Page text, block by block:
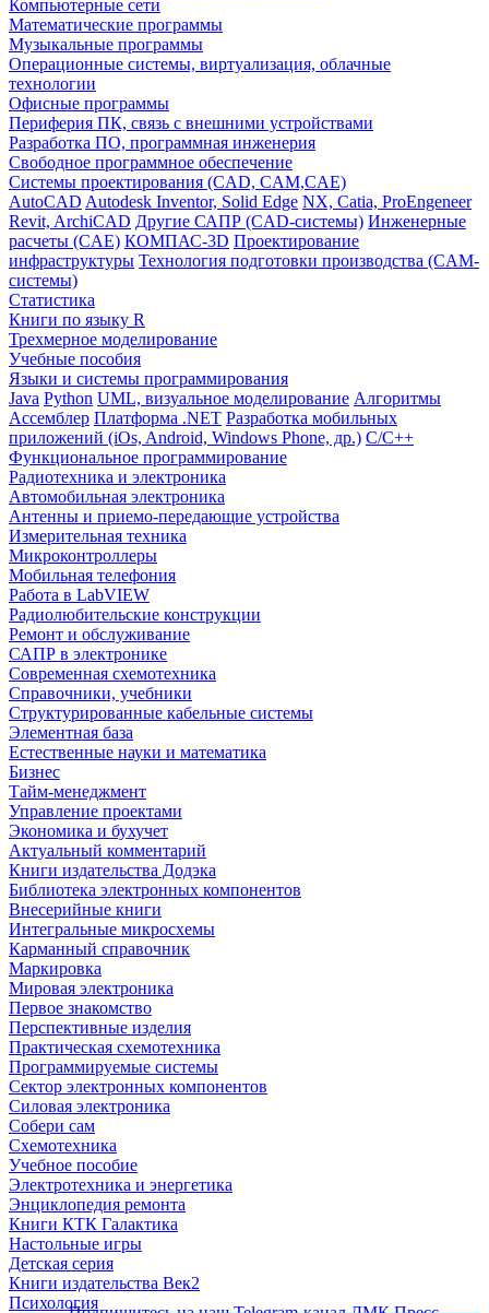
Компьютерные сети
Математические программы
Музыкальные программы
Операционные системы, виртуализация, облачные
технологии
Офисные программы
Периферия ПК, связь с внешними устройствами
Разработка ПО, программная инженерия
Свободное программное обеспечение
Системы проектирования (CAD, CAM,CAE)
AutoCAD Autodesk Inventor, Solid Edge NX, Catia, ProEngeneer
Revit, ArchiCAD Другие САПР (CAD-системы) Инженерные
расчеты (CAE) КОМПАС-3D Проектирование
инфраструктуры Технология подготовки производства (CAM-
системы)
Статистика
Книги по языку R
Трехмерное моделирование
Учебные пособия
Языки и системы программирования
Java Python UML, визуальное моделирование Алгоритмы
Ассемблер Платформа .NET Разработка мобильных
приложений (iOs, Android, Windows Phone, др.) С/С++
Функциональное программирование
Радиотехника и электроника
Автомобильная электроника
Антенны и приемо-передающие устройства
Измерительная техника
Микроконтроллеры
Мобильная телефония
Работа в LabVIEW
Радиолюбительские конструкции
Ремонт и обслуживание
САПР в электронике
Современная схемотехника
Справочники, учебники
Структурированные кабельные системы
Элементная база
Естественные науки и математика
Бизнес
Тайм-менеджмент
Управление проектами
Экономика и бухучет
Актуальный комментарий
Книги издательства Додэка
Библиотека электронных компонентов
Внесерийные книги
Интегральные микросхемы
Карманный справочник
Маркировка
Мировая электроника
Первое знакомство
Перспективные изделия
Практическая схемотехника
Программируемые системы
Сектор электронных компонентов
Силовая электроника
Собери сам
Схемотехника
Учебное пособие
Электротехника и энергетика
Энциклопедия ремонта
Книги КТК Галактика
Настольные игры
Детская серия
Книги издательства Век2
Психология